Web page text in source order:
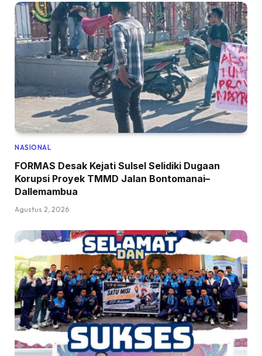
NASIONAL
FORMAS Desak Kejati Sulsel Selidiki Dugaan
Korupsi Proyek TMMD Jalan Bontomanai–
Dallemambua
Agustus 2, 2026